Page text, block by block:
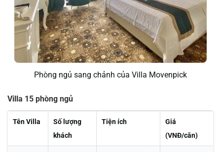
Phòng ngủ sang chảnh của Villa Movenpick
Villa 15 phòng ngủ
Tên Villa
Số lượng
khách
Tiện ích
Giá
(VNĐ/căn)